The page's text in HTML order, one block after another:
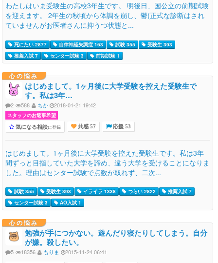
わたしはいま受験生の高校3年生です。 明後日、国公立の前期試験
を迎えます。 2年生の秋頃から体調を崩し、鬱(正式な診断はされ
ていませんがお医者さんに抑うつ状態と...
死にたい 2877 自律神経失調症 163 試験 355
受験生 393
推薦入試 7
センター試験 3 前期試験 1
心の悩み
はじめまして。1ヶ月後に大学受験を控えた受験生で
す。私は3年…
2 588 ちか 2018-01-21 19:42
スタッフのお返事希望
気になる相談に登録 共感 57 応援 53
はじめまして。1ヶ月後に大学受験を控えた受験生です。私は3年
間ずっと目指していた大学を諦め、違う大学を受けることになりま
した。理由はセンター試験で点数が取れず、二次...
試験 355 受験生 393 イライラ 1338 つらい 2822
推薦入試 7
センター試験 3
AO入試 1
心の悩み
勉強が手につかない。遊んだり寝たりしてしまう。自分
が嫌。殺したい。
5 18356 もりま 2015-11-24 06:41